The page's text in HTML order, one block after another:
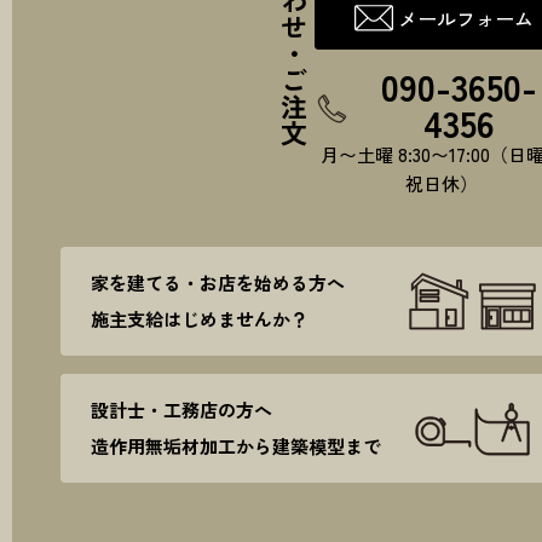
メールフォーム
090-3650-
4356
月〜土曜 8:30〜17:00（日
祝日休）
家を建てる・お店を始める方へ
施主支給はじめませんか？
設計士・工務店の方へ
造作用無垢材加工から建築模型まで